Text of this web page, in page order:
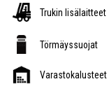
Trukin lisälaitteet
Törmäyssuojat
Varastokalusteet